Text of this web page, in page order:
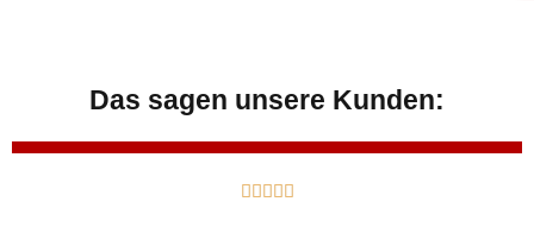
Das sagen unsere Kunden:
    B